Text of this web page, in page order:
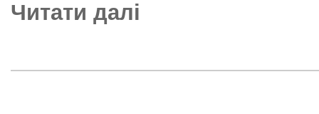
Читати далi